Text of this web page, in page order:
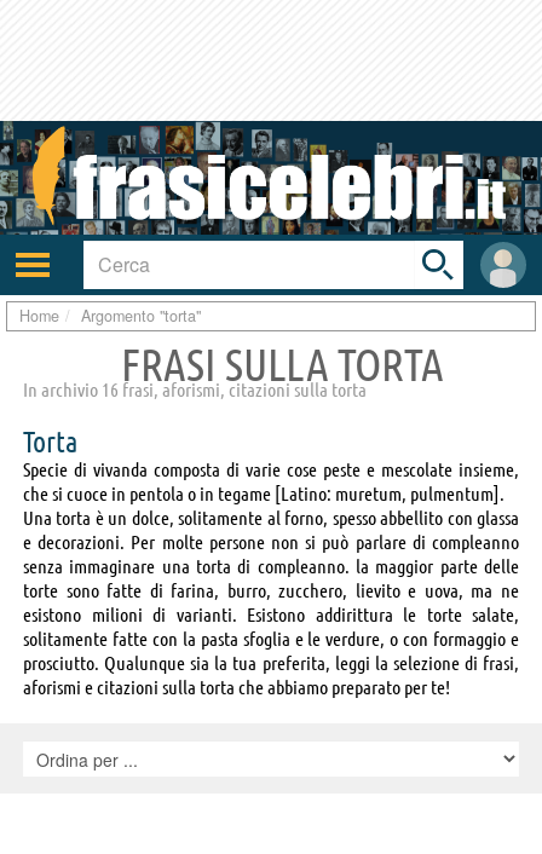
Attiva/disattiva
navigazione
User
area
Toggle
search
bar
Home Argomento "torta"
FRASI SULLA TORTA
In archivio 16 frasi, aforismi, citazioni sulla torta
Torta
Specie di vivanda composta di varie cose peste e mescolate insieme,
che si cuoce in pentola o in tegame [Latino: muretum, pulmentum].
Una torta è un dolce, solitamente al forno, spesso abbellito con glassa
e decorazioni. Per molte persone non si può parlare di compleanno
senza immaginare una torta di compleanno. la maggior parte delle
torte sono fatte di farina, burro, zucchero, lievito e uova, ma ne
esistono milioni di varianti. Esistono addirittura le torte salate,
solitamente fatte con la pasta sfoglia e le verdure, o con formaggio e
prosciutto. Qualunque sia la tua preferita, leggi la selezione di frasi,
aforismi e citazioni sulla torta che abbiamo preparato per te!